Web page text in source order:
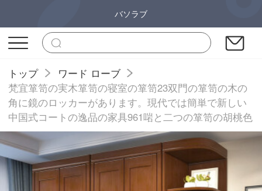
バソラブ
トップ
ワード ローブ
梵宜箪笥の実木箪笥の寝室の箪笥23双門の箪笥の木の
角に鏡のロッカーがあります。現代では簡単で新しい
中国式コートの逸品の家具961啱と二つの箪笥の胡桃色